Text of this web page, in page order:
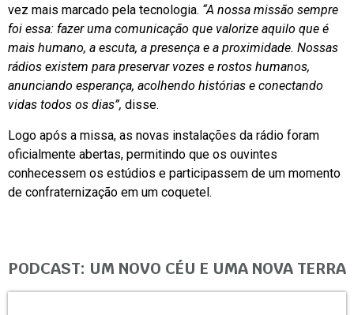
vez mais marcado pela tecnologia. “A nossa missão sempre
foi essa: fazer uma comunicação que valorize aquilo que é
mais humano, a escuta, a presença e a proximidade. Nossas
rádios existem para preservar vozes e rostos humanos,
anunciando esperança, acolhendo histórias e conectando
vidas todos os dias”, disse.
Logo após a missa, as novas instalações da rádio foram
oficialmente abertas, permitindo que os ouvintes
conhecessem os estúdios e participassem de um momento
de confraternização em um coquetel.
PODCAST: UM NOVO CÉU E UMA NOVA TERRA